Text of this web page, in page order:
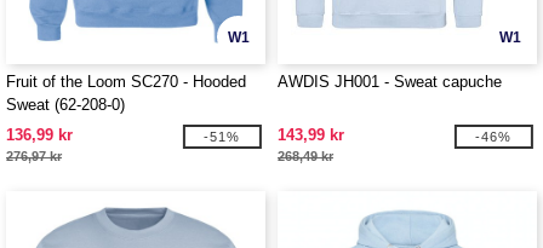
W1
Fruit of the Loom SC270 - Hooded
Sweat (62-208-0)
136,99 kr
276,97 kr
-51%
W1
AWDIS JH001 - Sweat capuche
143,99 kr
268,49 kr
-46%